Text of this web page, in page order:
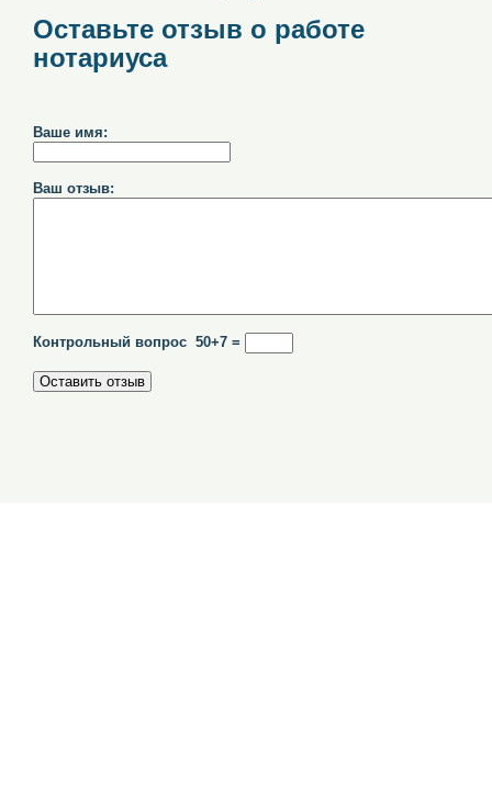
Оставьте отзыв о работе
нотариуса
Ваше имя:
Ваш отзыв:
Контрольный вопрос 50+7 =